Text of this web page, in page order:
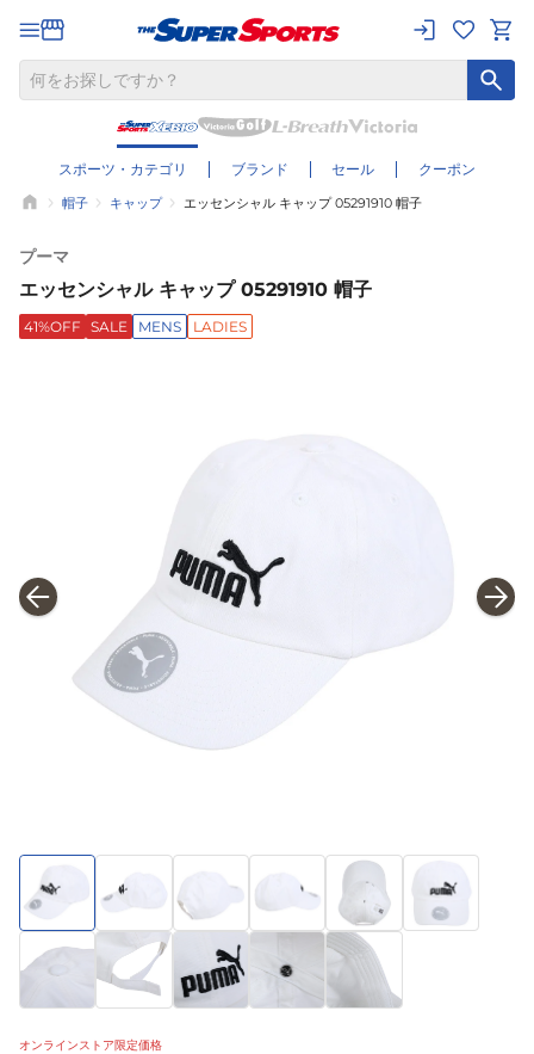
スポーツ・カテゴリ ブランド セール クーポン
帽子 キャップ エッセンシャル キャップ 05291910 帽子
プーマ
エッセンシャル キャップ 05291910 帽子
41%OFF SALE MENS LADIES
オンラインストア限定価格